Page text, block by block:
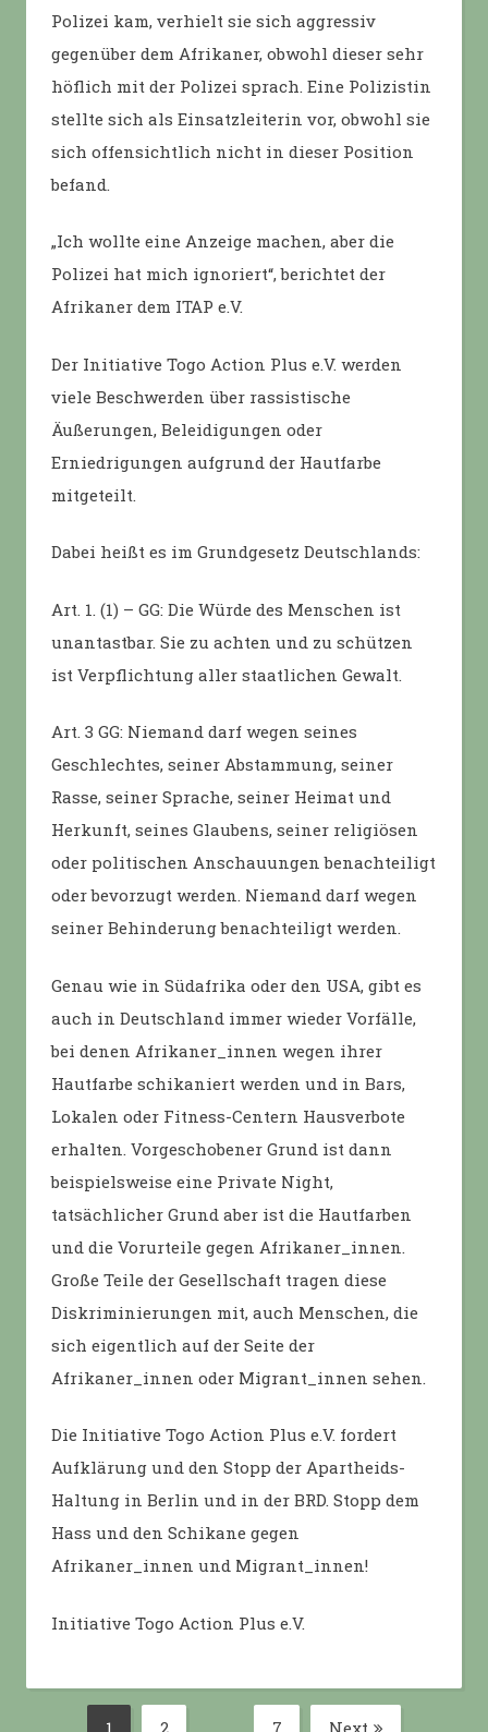
Polizei kam, verhielt sie sich aggressiv
gegenüber dem Afrikaner, obwohl dieser sehr
höflich mit der Polizei sprach. Eine Polizistin
stellte sich als Einsatzleiterin vor, obwohl sie
sich offensichtlich nicht in dieser Position
befand.
„Ich wollte eine Anzeige machen, aber die
Polizei hat mich ignoriert“, berichtet der
Afrikaner dem ITAP e.V.
Der Initiative Togo Action Plus e.V. werden
viele Beschwerden über rassistische
Äußerungen, Beleidigungen oder
Erniedrigungen aufgrund der Hautfarbe
mitgeteilt.
Dabei heißt es im Grundgesetz Deutschlands:
Art. 1. (1) – GG: Die Würde des Menschen ist
unantastbar. Sie zu achten und zu schützen
ist Verpflichtung aller staatlichen Gewalt.
Art. 3 GG: Niemand darf wegen seines
Geschlechtes, seiner Abstammung, seiner
Rasse, seiner Sprache, seiner Heimat und
Herkunft, seines Glaubens, seiner religiösen
oder politischen Anschauungen benachteiligt
oder bevorzugt werden. Niemand darf wegen
seiner Behinderung benachteiligt werden.
Genau wie in Südafrika oder den USA, gibt es
auch in Deutschland immer wieder Vorfälle,
bei denen Afrikaner_innen wegen ihrer
Hautfarbe schikaniert werden und in Bars,
Lokalen oder Fitness-Centern Hausverbote
erhalten. Vorgeschobener Grund ist dann
beispielsweise eine Private Night,
tatsächlicher Grund aber ist die Hautfarben
und die Vorurteile gegen Afrikaner_innen.
Große Teile der Gesellschaft tragen diese
Diskriminierungen mit, auch Menschen, die
sich eigentlich auf der Seite der
Afrikaner_innen oder Migrant_innen sehen.
Die Initiative Togo Action Plus e.V. fordert
Aufklärung und den Stopp der Apartheids-
Haltung in Berlin und in der BRD. Stopp dem
Hass und den Schikane gegen
Afrikaner_innen und Migrant_innen!
Initiative Togo Action Plus e.V.
1 2 7 Next